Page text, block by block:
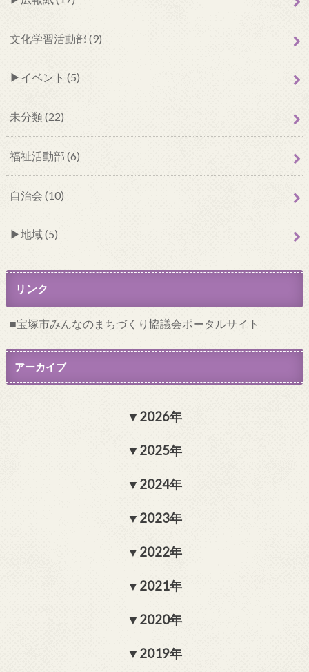
文化学習活動部 (9)
イベント (5)
未分類 (22)
福祉活動部 (6)
自治会 (10)
地域 (5)
リンク
宝塚市みんなのまちづくり協議会ポータルサイト
アーカイブ
2026年
2025年
2024年
2023年
2022年
2021年
2020年
2019年